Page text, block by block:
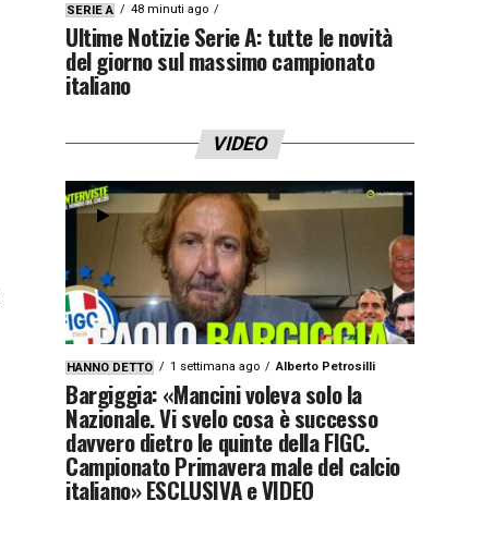
SERIE A 48 minuti ago
Ultime Notizie Serie A: tutte le novità
del giorno sul massimo campionato
italiano
VIDEO
HANNO DETTO 1 settimana ago Alberto Petrosilli
Bargiggia: «Mancini voleva solo la
Nazionale. Vi svelo cosa è successo
davvero dietro le quinte della FIGC.
Campionato Primavera male del calcio
italiano» ESCLUSIVA e VIDEO